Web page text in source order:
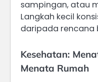
sampingan, atau
Langkah kecil
daripada rencana
Kesehatan:
Menata Rumah